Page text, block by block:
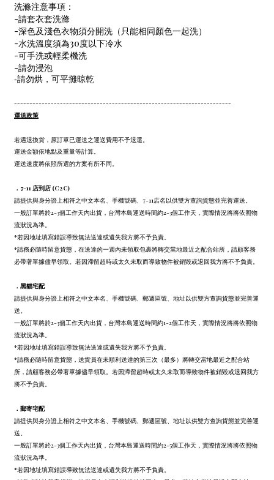
洗滌注意事項：
-請套衣套洗滌
-深色及淺色衣物須分開洗（只能相同顏色一起洗）
-水洗溫度須為30度以下冷水
-可手洗或輕柔機洗
-請勿浸泡
-請勿烘，可平攤晾乾
-----------------------------------------------------------------------
運送政策
若遇退換貨，原訂單已運送之運送費用不予退還。
運送金額依地點及重量等計算。
運送速度將依照所選的方案有所不同。
．7-11 店到店 (C2C)
請提供與身分證上相符之中文本名、手機號碼、7-11店名以供雙方查詢貨態並完善運送。
一般訂單將於2-3個工作天內出貨，台灣本島運送時間約2-3個工作天，實際情況將將依照物
流狀況為準。
*若因地址填寫錯誤導致無法送達或遺失我方將不予負責。
*請務必隨時留意貨態，在送達的一週內未領取包裹將轉交當地最近之配合站所，請顧客務
必帶著單據儘早領取。若因滯留超時或太久未取而導致物件被銷毀或退回我方將不予負責。
． 黑貓宅配
請提供與身分證上相符之中文本名、手機號碼、郵遞區號、地址以供雙方查詢貨態並完善運
送。
一般訂單將於2-3個工作天內出貨，台灣本島運送時間約1-2個工作天，實際情況將將依照物
流狀況為準。
*若因地址填寫錯誤導致無法送達或遺失我方將不予負責。
*請務必隨時留意貨態，送貨員在未順利送達的第三次（最多）將轉交當地最近之配合站
所，請顧客務必帶著單據儘早領取。若因滯留超時或太久未取而導致物件被銷毀或退回我方
將不予負責。
． 郵寄宅配
請提供與身分證上相符之中文本名、手機號碼、郵遞區號、地址以供雙方查詢貨態並完善運
送。
一般訂單將於2-3個工作天內出貨，台灣本島運送時間約2-5個工作天，實際情況將將依照物
流狀況為準。
*若因地址填寫錯誤導致無法送達或遺失我方將不予負責。